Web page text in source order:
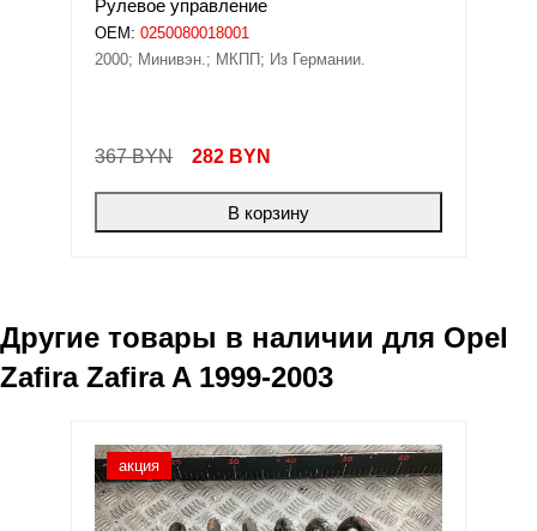
Рулевое управление
OEM: 0250080018001
2000; Минивэн.; МКПП; Из Германии.
367 BYN 282 BYN
В корзину
Другие товары в наличии для Opel
Zafira Zafira A 1999-2003
акция